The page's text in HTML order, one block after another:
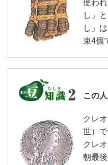
使わ
し」
し」
束4個
この
クレ
世）で
クレ
朝最